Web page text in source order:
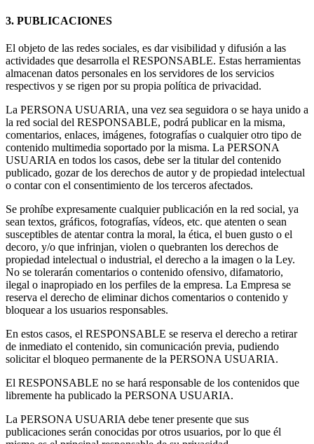
3. PUBLICACIONES
El objeto de las redes sociales, es dar visibilidad y difusión a las
actividades que desarrolla el RESPONSABLE. Estas herramientas
almacenan datos personales en los servidores de los servicios
respectivos y se rigen por su propia política de privacidad.
La PERSONA USUARIA, una vez sea seguidora o se haya unido a
la red social del RESPONSABLE, podrá publicar en la misma,
comentarios, enlaces, imágenes, fotografías o cualquier otro tipo de
contenido multimedia soportado por la misma. La PERSONA
USUARIA en todos los casos, debe ser la titular del contenido
publicado, gozar de los derechos de autor y de propiedad intelectual
o contar con el consentimiento de los terceros afectados.
Se prohíbe expresamente cualquier publicación en la red social, ya
sean textos, gráficos, fotografías, vídeos, etc. que atenten o sean
susceptibles de atentar contra la moral, la ética, el buen gusto o el
decoro, y/o que infrinjan, violen o quebranten los derechos de
propiedad intelectual o industrial, el derecho a la imagen o la Ley.
No se tolerarán comentarios o contenido ofensivo, difamatorio,
ilegal o inapropiado en los perfiles de la empresa. La Empresa se
reserva el derecho de eliminar dichos comentarios o contenido y
bloquear a los usuarios responsables.
En estos casos, el RESPONSABLE se reserva el derecho a retirar
de inmediato el contenido, sin comunicación previa, pudiendo
solicitar el bloqueo permanente de la PERSONA USUARIA.
El RESPONSABLE no se hará responsable de los contenidos que
libremente ha publicado la PERSONA USUARIA.
La PERSONA USUARIA debe tener presente que sus
publicaciones serán conocidas por otros usuarios, por lo que él